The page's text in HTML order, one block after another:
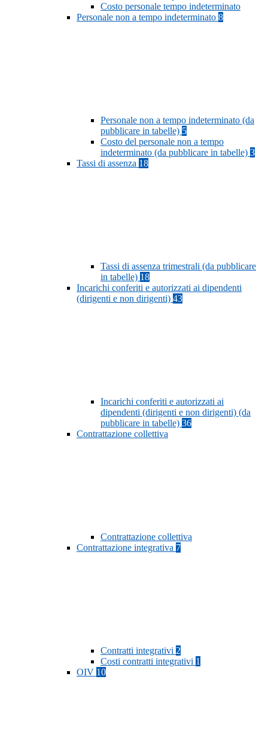
Costo personale tempo indeterminato
Personale non a tempo indeterminato 8
Personale non a tempo indeterminato (da
pubblicare in tabelle) 5
Costo del personale non a tempo
indeterminato (da pubblicare in tabelle) 3
Tassi di assenza 18
Tassi di assenza trimestrali (da pubblicare
in tabelle) 18
Incarichi conferiti e autorizzati ai dipendenti
(dirigenti e non dirigenti) 43
Incarichi conferiti e autorizzati ai
dipendenti (dirigenti e non dirigenti) (da
pubblicare in tabelle) 36
Contrattazione collettiva
Contrattazione collettiva
Contrattazione integrativa 7
Contratti integrativi 2
Costi contratti integrativi 1
OIV 10